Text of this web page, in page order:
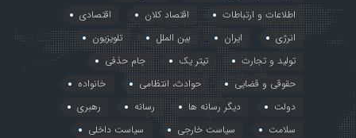
اطلاعات و ارتباطات
اقتصاد کلان
اقتصادی
انرژی
ایران بین الملل
تلویزیون
تولید و تجارت
تیتر یک
جام حذفی
حقوقی و قضایی
حوادث، انتظامی
خانواده
دولت
دیگر رسانه ها رسانه
رهبری
سلامت
سیاست خارجی
سیاست داخلی